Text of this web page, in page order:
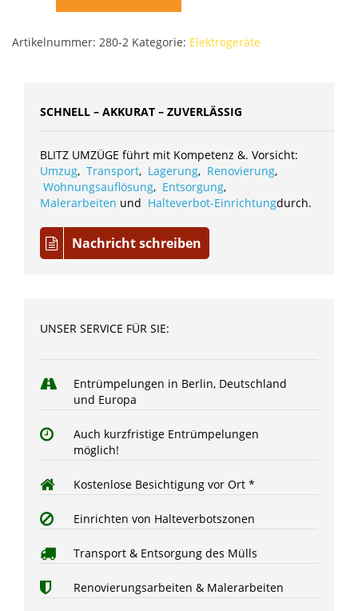
Artikelnummer: 280-2 Kategorie: Elektrogeräte
SCHNELL – AKKURAT – ZUVERLÄSSIG
BLITZ UMZÜGE führt mit Kompetenz &. Vorsicht:
Umzug, Transport, Lagerung, Renovierung,
Wohnungsauflösung, Entsorgung,
Malerarbeiten und Halteverbot-Einrichtungdurch.
Nachricht schreiben
UNSER SERVICE FÜR SIE:
Entrümpelungen in Berlin, Deutschland
und Europa
Auch kurzfristige Entrümpelungen
möglich!
Kostenlose Besichtigung vor Ort *
Einrichten von Halteverbotszonen
Transport & Entsorgung des Mülls
Renovierungsarbeiten & Malerarbeiten